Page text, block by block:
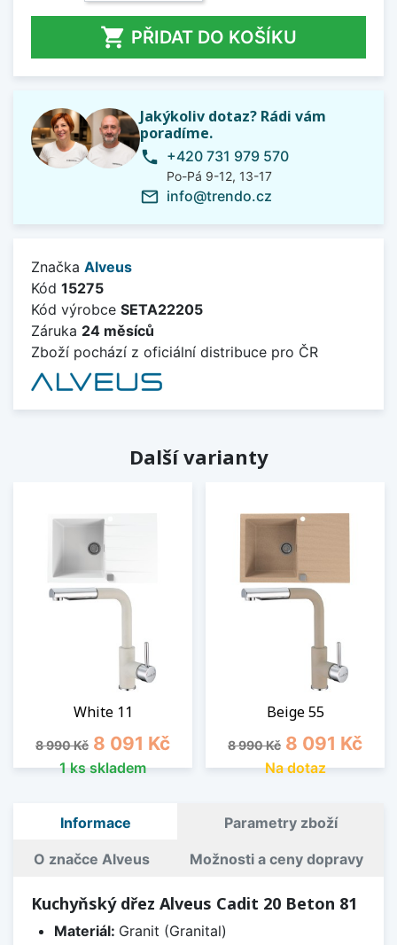
 PŘIDAT DO KOŠÍKU
Jakýkoliv dotaz? Rádi vám
poradíme.
phone +420 731 979 570
Po-Pá 9-12, 13-17
mail_outline info@trendo.cz
Značka Alveus
Kód 15275
Kód výrobce SETA22205
Záruka 24 měsíců
Zboží pochází z oficiální distribuce pro ČR
Další varianty
White 11
Běžná cena
8 990 Kč Cena
8 091 Kč
1 ks skladem
Beige 55
Běžná cena
8 990 Kč Cena
8 091 Kč
Na dotaz
Informace Parametry zboží
O značce Alveus Možnosti a ceny dopravy
Kuchyňský dřez Alveus Cadit 20 Beton 81
Materiál: Granit (Granital)